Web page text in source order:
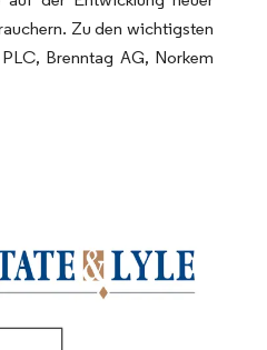
Zu den wichtigsten
Brenntag AG, Norkem